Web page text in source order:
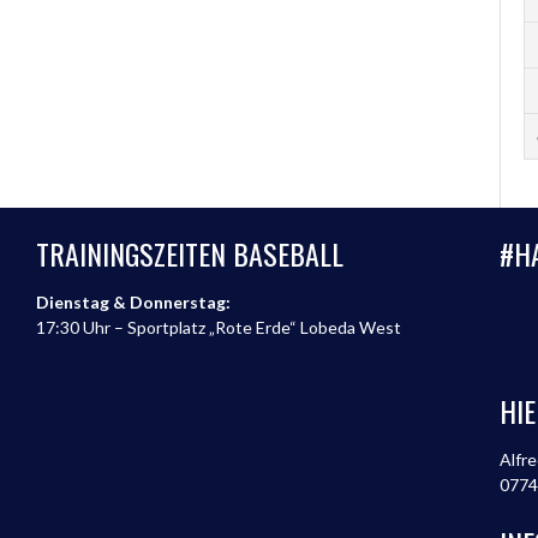
TRAININGSZEITEN BASEBALL
Dienstag & Donnerstag:
17:30 Uhr – Sportplatz „Rote Erde“ Lobeda West